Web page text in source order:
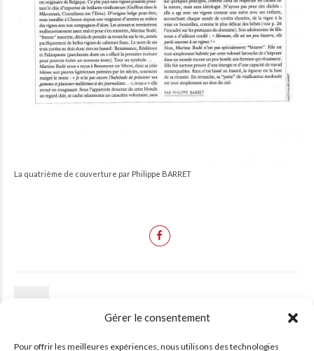
Gérer le consentement
Pour offrir les meilleures expériences, nous utilisons des technologies
La quatrième de couverture par Philippe BARRET